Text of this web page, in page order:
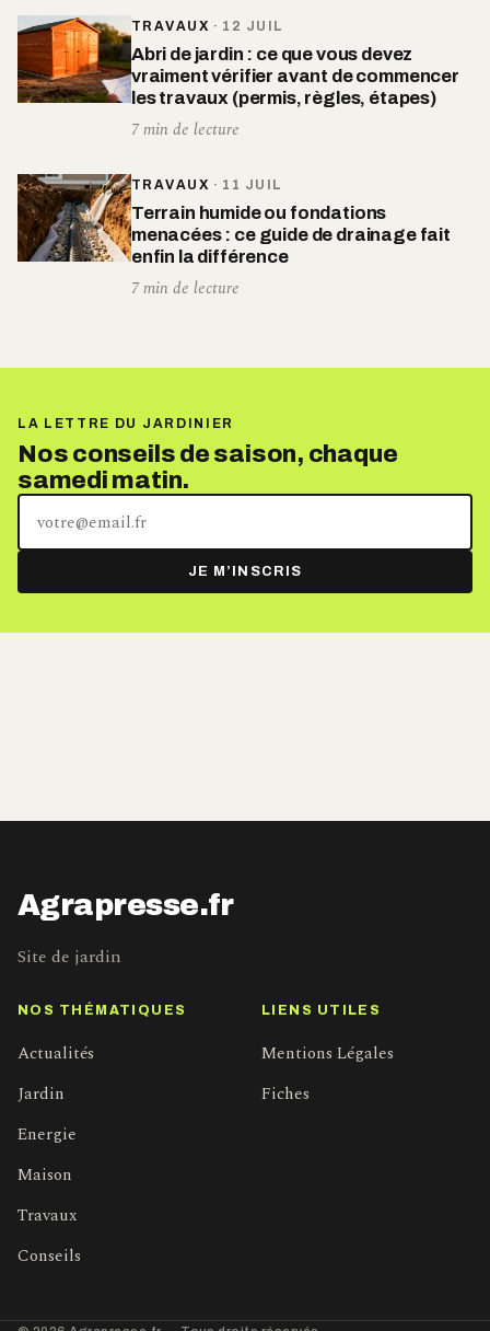
TRAVAUX · 12 JUIL
Abri de jardin : ce que vous devez
vraiment vérifier avant de commencer
les travaux (permis, règles, étapes)
7 min de lecture
TRAVAUX · 11 JUIL
Terrain humide ou fondations
menacées : ce guide de drainage fait
enfin la différence
7 min de lecture
LA LETTRE DU JARDINIER
Nos conseils de saison, chaque
samedi matin.
adresse
mail
JE M’INSCRIS
Agrapresse.fr
Site de jardin
NOS THÉMATIQUES
Actualités
Jardin
Energie
Maison
Travaux
Conseils
LIENS UTILES
Mentions Légales
Fiches